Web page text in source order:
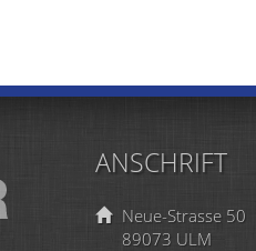
ANSCHRIFT
Neue-Strasse 50
89073 ULM